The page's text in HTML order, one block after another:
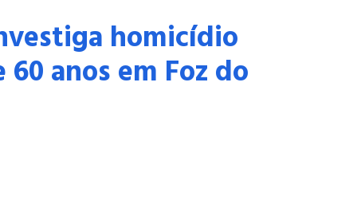
homicídio
anos em Foz do